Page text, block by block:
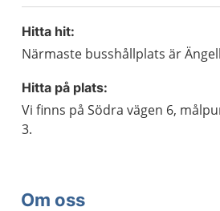
Hitta hit:
Närmaste busshållplats är
Hitta på plats:
Vi finns på Södra vägen 6,
3.
Om oss